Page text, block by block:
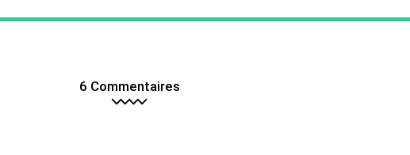
6 Commentaires